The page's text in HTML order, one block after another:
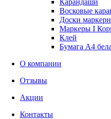
Восковые
Доски
Маркеры I
Клей
Бумага А4
О компании
Отзывы
Акции
Контакты